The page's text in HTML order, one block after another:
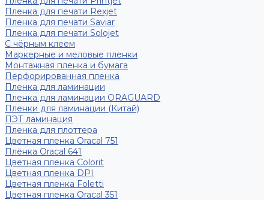
Пленка для печати Rexjet
Пленка для печати Saviar
Пленка для печати Solojet
С чёрным клеем
Маркерные и меловые пленки
Монтажная пленка и бумага
Перфорированная пленка
Пленка для ламинации
Пленка для ламинации ORAGUARD
Пленки для ламинации (Китай)
ПЭТ ламинация
Пленка для плоттера
Цветная пленка Oracal 751
Плёнка Oracal 641
Цветная пленка Colorit
Цветная пленка DPI
Цветная пленка Foletti
Цветная пленка Oracal 351